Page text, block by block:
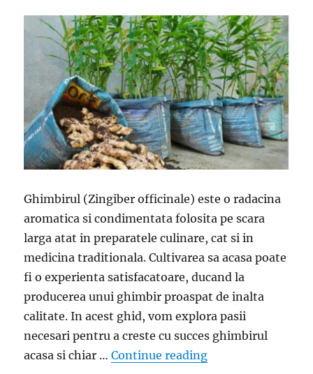
Ghimbirul (Zingiber officinale) este o radacina
aromatica si condimentata folosita pe scara
larga atat in preparatele culinare, cat si in
medicina traditionala. Cultivarea sa acasa poate
fi o experienta satisfacatoare, ducand la
producerea unui ghimbir proaspat de inalta
calitate. In acest ghid, vom explora pasii
necesari pentru a creste cu succes ghimbirul
acasa si chiar …Continue reading„Cultivarea